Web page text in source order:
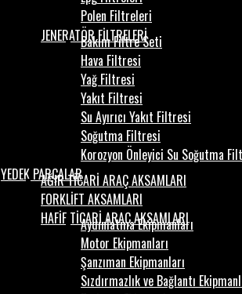
Polen Filtreleri
JENERATÖR FİLTRELERİ
Bakım Filtre Seti
Hava Filtresi
Yağ Filtresi
Yakıt Filtresi
Su Ayırıcı Yakıt Filtresi
Soğutma Filtresi
Korozyon Önleyici Su Soğutma
YEDEK PARÇALARAĞIR TİCARİ ARAÇ AKSAMLARI
FORKLİFT AKSAMLARI
HAFİF TİCARİ ARAÇ AKSAMLARI
Aydınlatma Ekipmanları
Motor Ekipmanları
Şanzıman Ekipmanları
Sızdırmazlık ve Bağlantı